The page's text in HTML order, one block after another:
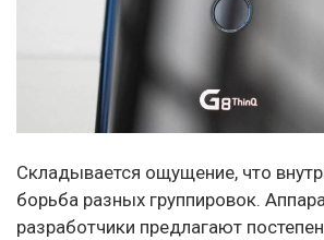
Складывается ощущение, что
борьба разных группировок.
разработчики предлагают